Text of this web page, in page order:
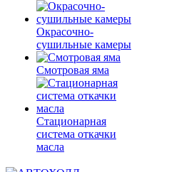
Окрасочно-
сушильные камеры
Смотровая яма
Стационарная
система откачки
масла